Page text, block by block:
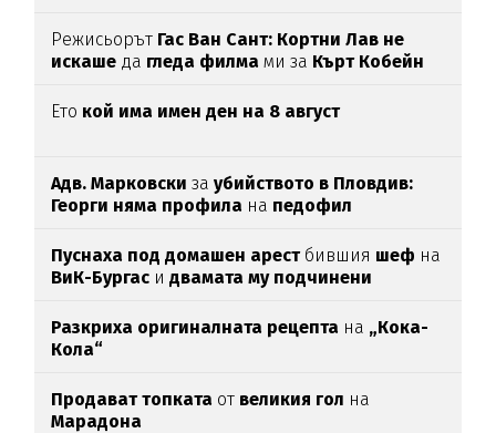
Режисьорът Гас Ван Сант: Кортни Лав не
искаше да гледа филма ми за Кърт Кобейн
Ето кой има имен ден на 8 август
Адв. Марковски заубийството в Пловдив:
Георги няма профила на педофил
Пуснаха под домашен арестбившия шеф на
ВиК-Бургас и двамата му подчинени
Разкриха оригиналната рецепта на „Кока-
Кола“
Продават топката от великия гол на
Марадона